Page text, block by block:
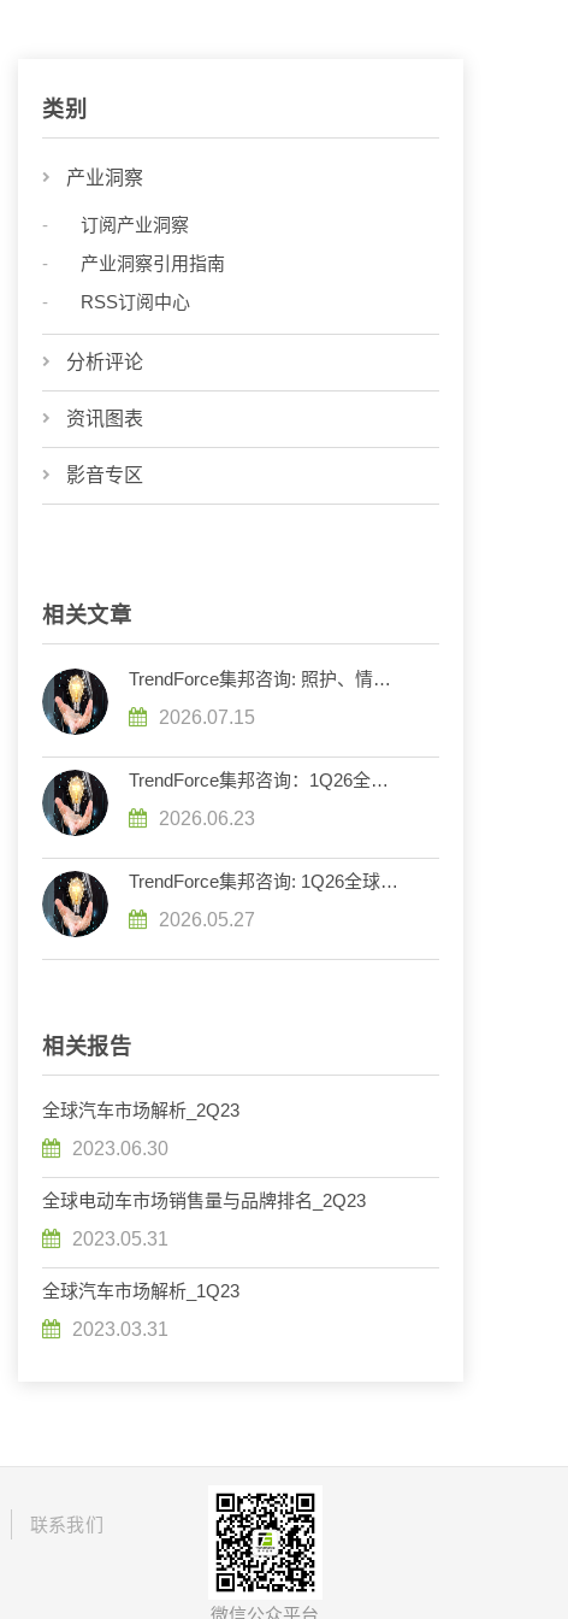
类别
产业洞察
订阅产业洞察
产业洞察引用指南
RSS订阅中心
分析评论
资讯图表
影音专区
相关文章
TrendForce集邦咨询: 照护、情感
2030年产值达11亿美元
2026.07.15
TrendForce集邦咨询：1Q26全球
性，高压化成发展主轴
2026.06.23
TrendForce集邦咨询: 1Q26全球新
纯电车销售冠军
2026.05.27
相关报告
全球汽车市场解析_2Q23
2023.06.30
全球电动车市场销售量与品牌排名_2Q23
2023.05.31
全球汽车市场解析_1Q23
2023.03.31
联系我们
微信公众平台